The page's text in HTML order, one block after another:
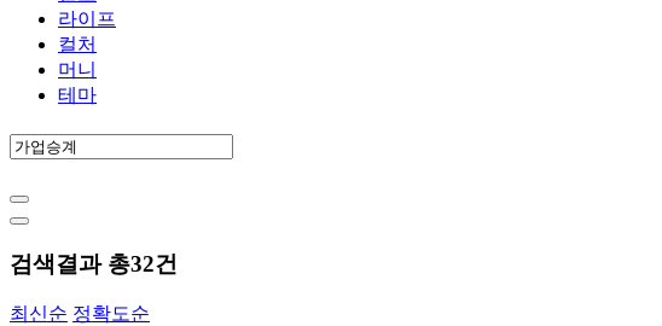
라이프
컬처
머니
테마
검색결과 총32건
최신순 정확도순